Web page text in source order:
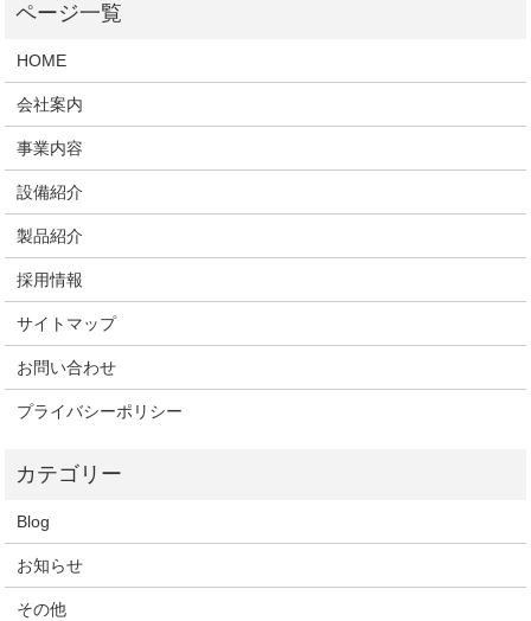
HOME
会社案内
事業内容
設備紹介
製品紹介
採用情報
サイトマップ
お問い合わせ
プライバシーポリシー
Blog
お知らせ
その他